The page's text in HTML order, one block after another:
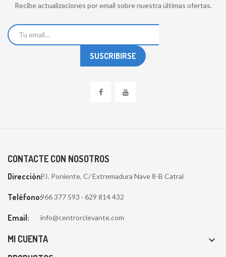
Recibe actualizaciones por email sobre nuestra últimas ofertas.
CONTACTE CON NOSOTROS
Dirección:P.I. Poniente, C/ Extremadura Nave 8-B Catral
Teléfono:966 377 593 · 629 814 432
Email: info@centrorclevante.com
MI CUENTA 